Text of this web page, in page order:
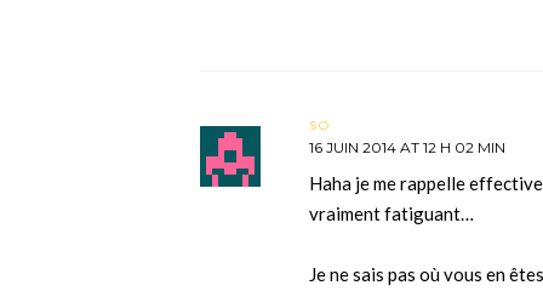
SO
16 JUIN 2014 AT 12 H 02 MIN
Haha je me rappelle
vraiment fatiguant…
Je ne sais pas où vous en